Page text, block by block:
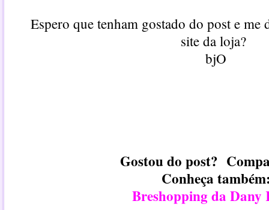
Espero que tenham gostado do post e
site da loja?
bjO
Gostou do post?
Conheça
Breshopping da Dany